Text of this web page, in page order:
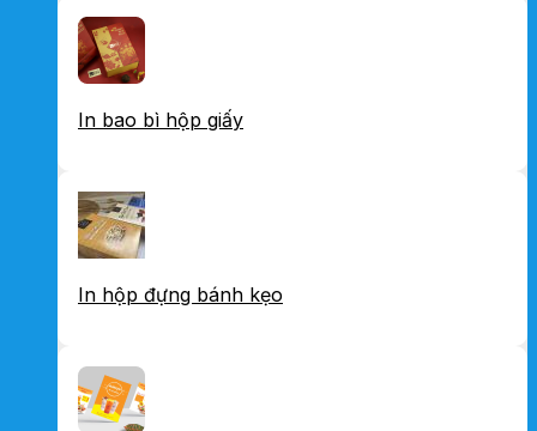
In bao bì hộp giấy
In hộp đựng bánh kẹo